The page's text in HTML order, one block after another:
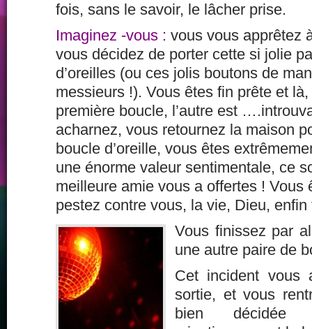
fois, sans le savoir, le lâcher prise.
Imaginez -vous : vous vous apprêtez
vous décidez de porter cette si jolie
d’oreilles (ou ces jolis boutons de
messieurs !). Vous êtes fin prête et
première boucle, l’autre est
acharnez, vous retournez la maison
boucle d’oreille, vous êtes
une énorme valeur sentimentale, ce
meilleure amie vous a offertes ! Vous
pestez contre vous, la vie, Dieu,
Vous finissez par
une autre paire de
Cet incident vous
sortie, et vous
bien